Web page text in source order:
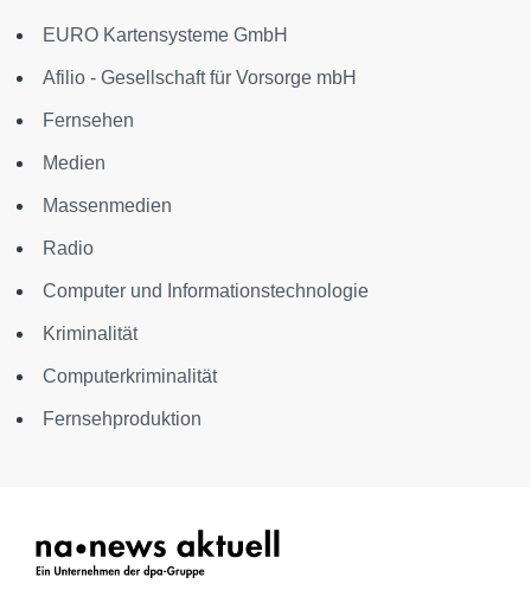
EURO Kartensysteme GmbH
Afilio - Gesellschaft für Vorsorge mbH
Fernsehen
Medien
Massenmedien
Radio
Computer und Informationstechnologie
Kriminalität
Computerkriminalität
Fernsehproduktion